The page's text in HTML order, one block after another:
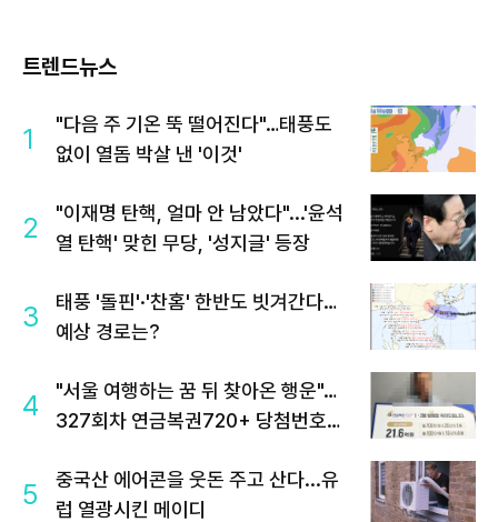
트렌드뉴스
1
"다음 주 기온 뚝 떨어진다"…태풍도
없이 열돔 박살 낸 '이것'
2
"이재명 탄핵, 얼마 안 남았다"...'윤석
열 탄핵' 맞힌 무당, '성지글' 등장
3
태풍 '돌핀'·'찬홈' 한반도 빗겨간다…
예상 경로는?
4
"서울 여행하는 꿈 뒤 찾아온 행운"…
327회차 연금복권720+ 당첨번호조
5
중국산 에어콘을 웃돈 주고 산다...유
럽 열광시킨 메이디